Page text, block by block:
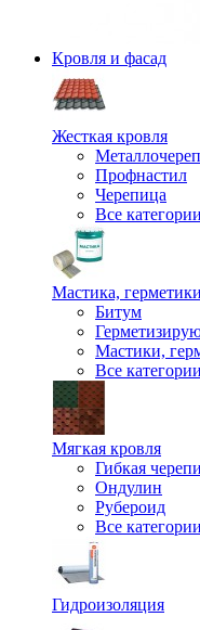
Кровля и фасад
Жесткая кровля
Профнастил
Черепица
Все
Мастика, герметики
Битум
Мастики,
Все
Мягкая кровля
Гибкая
Ондулин
Рубероид
Все
Гидроизоляция